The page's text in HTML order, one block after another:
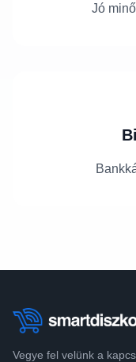
Jó
Vegye fel velünk a